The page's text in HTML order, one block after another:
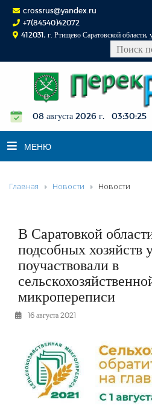
crossrus@yandex.ru
+7(84540)42072
412031, г. Ртищево Саратовской области,
08 августа 2026 г. 03:30:26
МЕНЮ
НОВОСТИ
К СВЕДЕНИЮ
КОНКУРСЫ
ФОТОРЕПОРТАЖИ
РЕКЛАМОДАТЕЛЯМ
ОБЪЯВЛЕНИЯ
КОНТАКТЫ
Главная Новости Новости
В Саратовкой
подсобных хозяйств
поучаствовали в
микропереписи
16 августа 2021